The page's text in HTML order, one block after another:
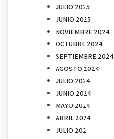
JULIO 2025
JUNIO 2025
NOVIEMBRE 2024
OCTUBRE 2024
SEPTIEMBRE 2024
AGOSTO 2024
JULIO 2024
JUNIO 2024
MAYO 2024
ABRIL 2024
JULIO 202